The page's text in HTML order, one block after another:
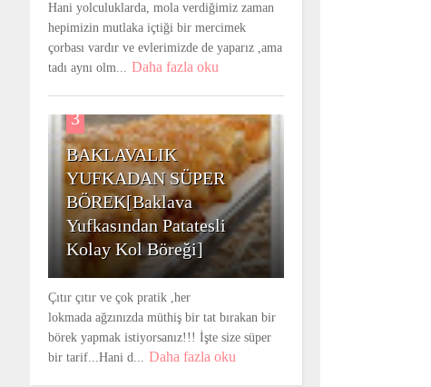
Hani yolculuklarda, mola verdiğimiz zaman
hepimizin mutlaka içtiği bir mercimek
çorbası vardır ve evlerimizde de yaparız ,ama
tadı aynı olm... Daha fazla oku
3
BAKLAVALIK
YUFKADAN SÜPER
BÖREK[Baklava
Yufkasından Patatesli
Kolay Kol Böreği]
Çıtır çıtır ve çok pratik ,her
lokmada ağzınızda müthiş bir tat bırakan bir
börek yapmak istiyorsanız!!! İşte size süper
bir tarif...Hani d... Daha fazla oku